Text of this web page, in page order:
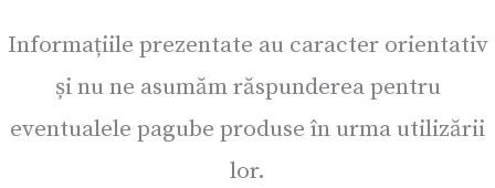
Informațiile prezentate au caracter orientativ
și nu ne asumăm răspunderea pentru
eventualele pagube produse în urma utilizării
lor.